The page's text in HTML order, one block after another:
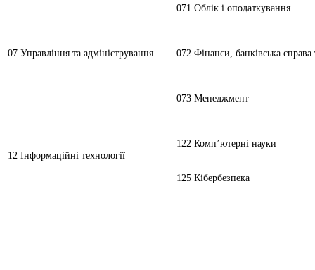
07 Управління та адміністрування
071 Облік і оподаткування
072 Фінанси, банківська
073 Менеджмент
12 Інформаційні технології
122 Комп’ютерні науки
125 Кібербезпека